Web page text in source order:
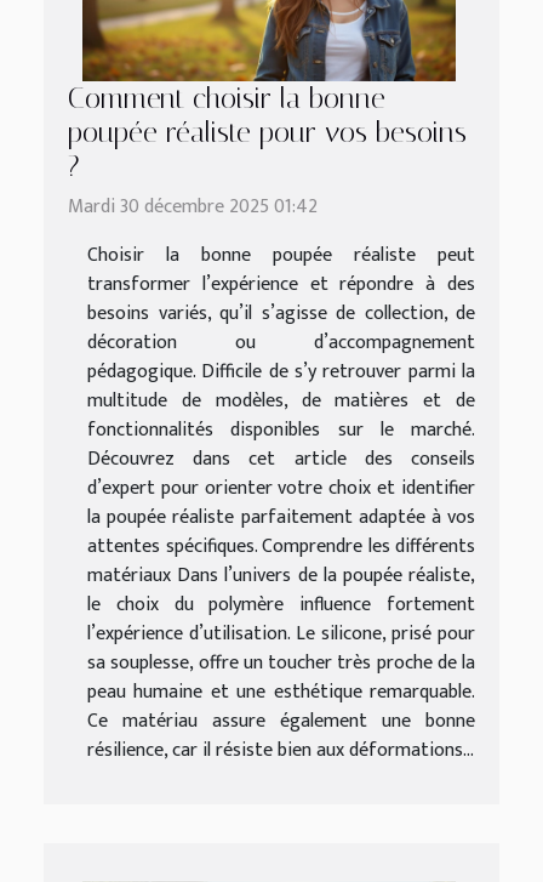
Comment choisir la bonne
poupée réaliste pour vos besoins
?
Mardi 30 décembre 2025 01:42
Choisir la bonne poupée réaliste peut
transformer l’expérience et répondre à des
besoins variés, qu’il s’agisse de collection, de
décoration ou d’accompagnement
pédagogique. Difficile de s’y retrouver parmi la
multitude de modèles, de matières et de
fonctionnalités disponibles sur le marché.
Découvrez dans cet article des conseils
d’expert pour orienter votre choix et identifier
la poupée réaliste parfaitement adaptée à vos
attentes spécifiques. Comprendre les différents
matériaux Dans l’univers de la poupée réaliste,
le choix du polymère influence fortement
l’expérience d’utilisation. Le silicone, prisé pour
sa souplesse, offre un toucher très proche de la
peau humaine et une esthétique remarquable.
Ce matériau assure également une bonne
résilience, car il résiste bien aux déformations...